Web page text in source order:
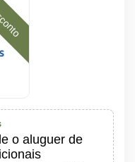
o aluguer de